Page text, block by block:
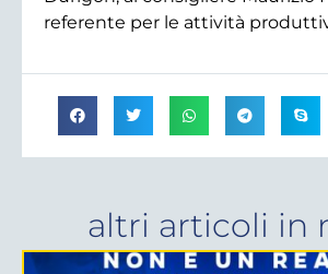
referente per le attività
altri articoli in